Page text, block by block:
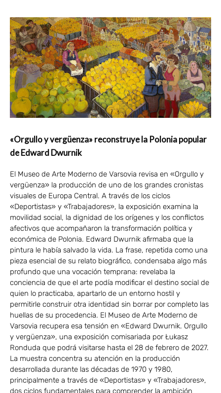
«Orgullo y vergüenza» reconstruye la Polonia popular
de Edward Dwurnik
El Museo de Arte Moderno de Varsovia revisa en «Orgullo y
vergüenza» la producción de uno de los grandes cronistas
visuales de Europa Central. A través de los ciclos
«Deportistas» y «Trabajadores», la exposición examina la
movilidad social, la dignidad de los orígenes y los conflictos
afectivos que acompañaron la transformación política y
económica de Polonia. Edward Dwurnik afirmaba que la
pintura le había salvado la vida. La frase, repetida como una
pieza esencial de su relato biográfico, condensaba algo más
profundo que una vocación temprana: revelaba la
conciencia de que el arte podía modificar el destino social de
quien lo practicaba, apartarlo de un entorno hostil y
permitirle construir otra identidad sin borrar por completo las
huellas de su procedencia. El Museo de Arte Moderno de
Varsovia recupera esa tensión en «Edward Dwurnik. Orgullo
y vergüenza», una exposición comisariada por Łukasz
Ronduda que podrá visitarse hasta el 28 de febrero de 2027.
La muestra concentra su atención en la producción
desarrollada durante las décadas de 1970 y 1980,
principalmente a través de «Deportistas» y «Trabajadores»,
dos ciclos fundamentales para comprender la ambición